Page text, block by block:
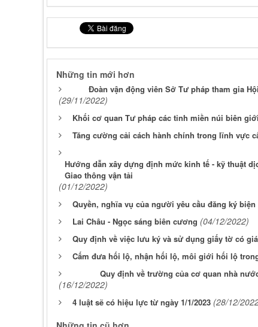
Những tin mới hơn
Đoàn vận động viên Sở Tư pháp tham gia
(29/11/2022)
Khối cơ quan Tư pháp các tỉnh miền núi biên
Tăng cường cải cách hành chính trong lĩnh vực
Hướng dẫn xây dựng định mức kinh tế - kỹ thuật
Giao thông vận tải
(01/12/2022)
Quyền, nghĩa vụ của người yêu cầu đăng ký biện
Lai Châu - Ngọc sáng biên cương (04/12/2022)
Quy định về việc lưu ký và sử dụng giấy tờ có
Cấm đưa hối lộ, nhận hối lộ, môi giới hối lộ
Quy định về trường của cơ quan nhà
(16/12/2022)
4 luật sẽ có hiệu lực từ ngày 1/1/2023 (28/12/